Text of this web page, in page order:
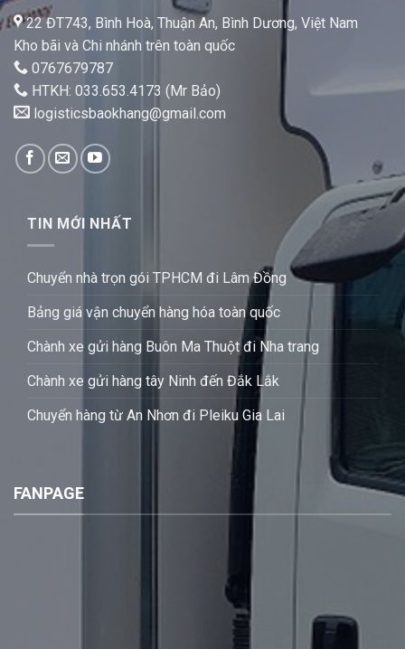
22 ĐT743, Bình Hoà, Thuận An, Bình Dương, Việt Nam
Kho bãi và Chi nhánh trên toàn quốc
0767679787
HTKH: 033.653.4173 (Mr Bảo)
logisticsbaokhang@gmail.com
TIN MỚI NHẤT
Chuyển nhà trọn gói TPHCM đi Lâm Đồng
Bảng giá vận chuyển hàng hóa toàn quốc
Chành xe gửi hàng Buôn Ma Thuột đi Nha trang
Chành xe gửi hàng tây Ninh đến Đắk Lắk
Chuyển hàng từ An Nhơn đi Pleiku Gia Lai
FANPAGE